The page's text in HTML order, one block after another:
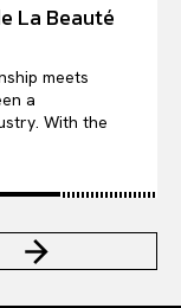
La Beauté
meets
a
With the